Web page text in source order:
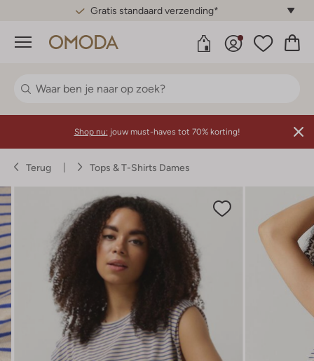
Gratis standaard verzending*
Menu
Shop nu: jouw must-haves tot 70% korting!
Terug Tops & T-Shirts Dames